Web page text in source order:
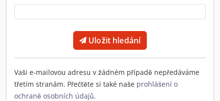
Uložit hledání
Vaši e-mailovou adresu v žádném případě nepředáváme
třetím stranám. Přečtěte si také naše prohlášení o
ochraně osobních údajů.